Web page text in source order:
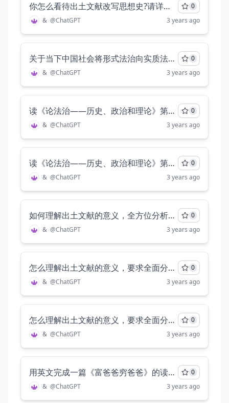
你怎么看待出土文献改写思想史?请详细分析，至少两千字
0
& @ChatGPT 3 years ago
关于当下中国社会将形式法治向实质法治转化的思考，详细分析
0
& @ChatGPT 3 years ago
读《论法治——历史、政治和理论》第6、7、8章，围绕“形式法治理论”和“实质法治理论”进行探讨，分别探讨这两个理论，再比较这两个理论，要求至少三千字。
0
& @ChatGPT 3 years ago
读《论法治——历史、政治和理论》第6、7、8章，围绕“新式法治理论”和“实质法治理论”进行探讨，分别探讨这两个理论，再比较这两个理论，要求至少三千字。
0
& @ChatGPT 3 years ago
如何理解出土文献的意义，全方位分析，至少三千字
0
& @ChatGPT 3 years ago
怎么理解出土文献的意义，要求全面分析，至少三千字
0
& @ChatGPT 3 years ago
怎么理解出土文献的意义，要求全面分析，至少三千字
0
& @ChatGPT 3 years ago
用英文完成一篇《富爸爸穷爸爸》的读后感，至少五百字
0
& @ChatGPT 3 years ago